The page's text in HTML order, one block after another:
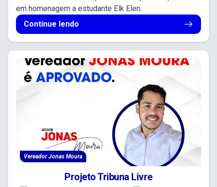
em homenagem a estudante Elk Elen.
Continue lendo
Vereador Jonas Moura
Projeto Tribuna Livre